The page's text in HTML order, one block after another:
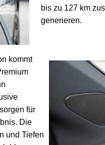
bis zu 127 km
generieren.
kommt
für
Die
und Tiefen